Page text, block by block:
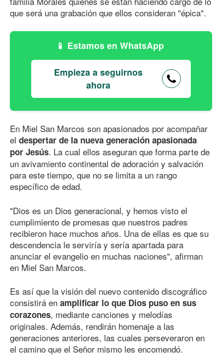
que será una grabación que ellos consideran "épica".
Estamos en WhatsApp
Empieza a seguirnos
ahora
En Miel San Marcos son apasionados por acompañar
el despertar de la nueva generación apasionada
por Jesús. La cual ellos aseguran que forma parte de
un avivamiento continental de adoración y salvación
para este tiempo, que no se limita a un rango
específico de edad.
"Dios es un Dios generacional, y hemos visto el
cumplimiento de promesas que nuestros padres
recibieron hace muchos años. Una de ellas es que su
descendencia le serviría y sería apartada para
anunciar el evangelio en muchas naciones", afirman
en Miel San Marcos.
Es así que la visión del nuevo contenido discográfico
consistirá en amplificar lo que Dios puso en sus
corazones, mediante canciones y melodías
originales. Además, rendirán homenaje a las
generaciones anteriores, las cuales perseveraron en
el camino que el Señor mismo les encomendó.